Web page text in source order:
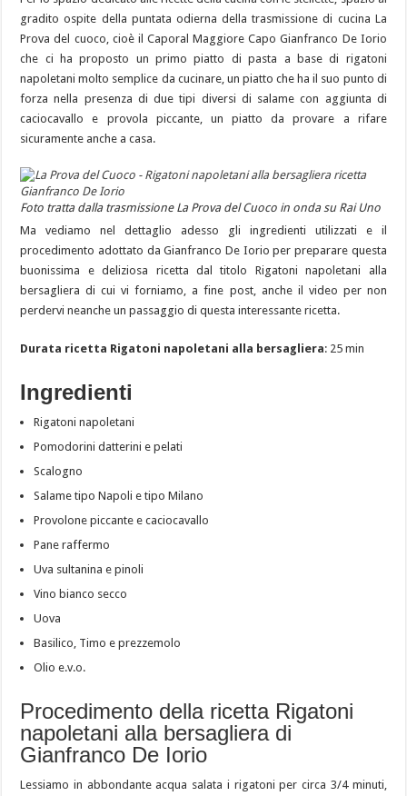
gradito ospite della puntata odierna della trasmissione di cucina La
Prova del cuoco, cioè il Caporal Maggiore Capo Gianfranco De Iorio
che ci ha proposto un primo piatto di pasta a base di rigatoni
napoletani molto semplice da cucinare, un piatto che ha il suo punto di
forza nella presenza di due tipi diversi di salame con aggiunta di
caciocavallo e provola piccante, un piatto da provare a rifare
sicuramente anche a casa.
Foto tratta dalla trasmissione La Prova del Cuoco in onda su Rai Uno
Ma vediamo nel dettaglio adesso gli ingredienti utilizzati e il
procedimento adottato da Gianfranco De Iorio per preparare questa
buonissima e deliziosa ricetta dal titolo Rigatoni napoletani alla
bersagliera di cui vi forniamo, a fine post, anche il video per non
perdervi neanche un passaggio di questa interessante ricetta.
Durata ricetta Rigatoni napoletani alla bersagliera: 25 min
Ingredienti
Rigatoni napoletani
Pomodorini datterini e pelati
Scalogno
Salame tipo Napoli e tipo Milano
Provolone piccante e caciocavallo
Pane raffermo
Uva sultanina e pinoli
Vino bianco secco
Uova
Basilico, Timo e prezzemolo
Olio e.v.o.
Procedimento della ricetta Rigatoni
napoletani alla bersagliera di
Gianfranco De Iorio
Lessiamo in abbondante acqua salata i rigatoni per circa 3/4 minuti,